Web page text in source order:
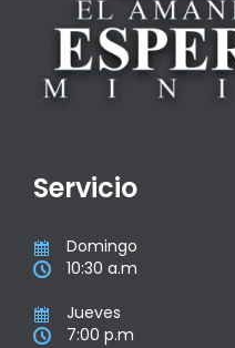
Servicio
 Domingo
 10:30 a.m
 Jueves
 7:00 p.m